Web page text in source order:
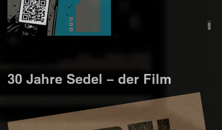
30 Jahre Sedel – der Film